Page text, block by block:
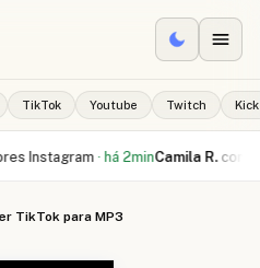
TikTok Youtube Twitch Kick
·há 2minCamila R. comprou
TikTok para MP3